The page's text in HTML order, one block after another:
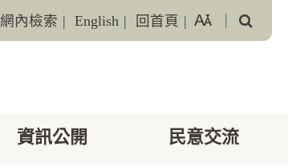
網內檢索 | English | 回首頁 |
尋
資訊公開 民意交流